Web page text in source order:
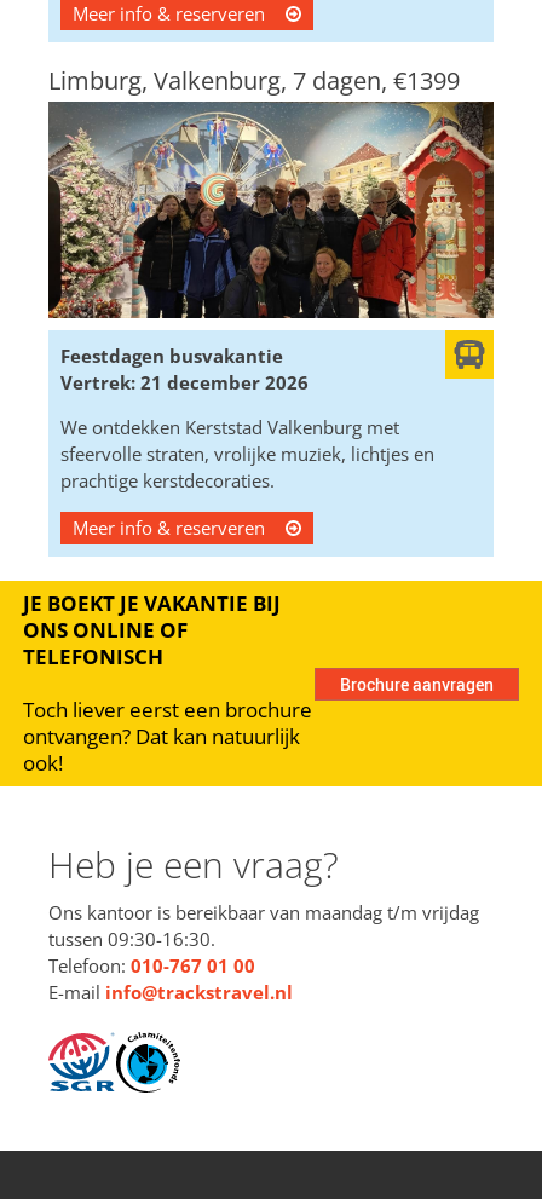
Meer info & reserveren
Limburg, Valkenburg, 7 dagen, €1399
Feestdagen busvakantie
Vertrek: 21 december 2026
We ontdekken Kerststad Valkenburg met
sfeervolle straten, vrolijke muziek, lichtjes en
prachtige kerstdecoraties.
Meer info & reserveren
JE BOEKT JE VAKANTIE BIJ
ONS ONLINE OF
TELEFONISCH
Toch liever eerst een brochure
ontvangen? Dat kan natuurlijk
ook!
Heb je een vraag?
Ons kantoor is bereikbaar van maandag t/m vrijdag
tussen 09:30-16:30.
Telefoon: 010-767 01 00
E-mail info@trackstravel.nl